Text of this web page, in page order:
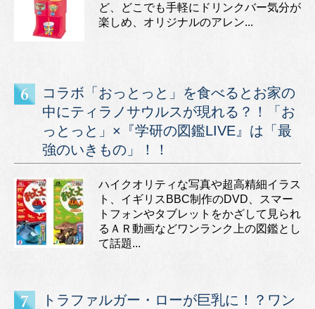
ど、どこでも手軽にドリンクバー気分が
楽しめ、オリジナルのアレン...
コラボ「おっとっと」を食べるとお家の
中にティラノサウルスが現れる？！「お
っとっと」×『学研の図鑑LIVE』は「最
強のいきもの」！！
ハイクオリティな写真や超高精細イラス
ト、イギリスBBC制作のDVD、スマー
トフォンやタブレットをかざして見られ
るＡＲ動画などワンランク上の図鑑とし
て話題...
トラファルガー・ローが巨乳に！？ワン